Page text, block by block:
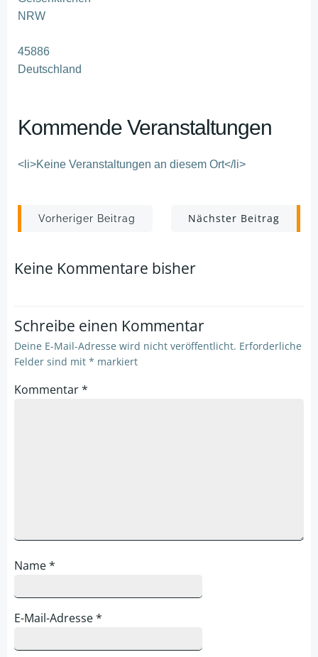
NRW
45886
Deutschland
Kommende Veranstaltungen
<li>Keine Veranstaltungen an diesem Ort</li>
Post
navigation
Vorheriger Beitrag
Post
navigation
Nächster Beitrag
Keine Kommentare bisher
Schreibe einen Kommentar
Deine E-Mail-Adresse wird nicht veröffentlicht. Erforderliche
Felder sind mit * markiert
Kommentar*
Name*
E-Mail-Adresse*